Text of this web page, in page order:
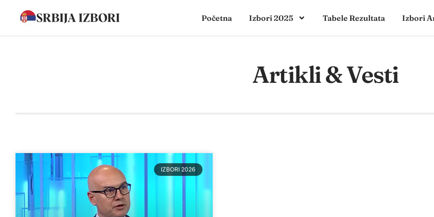
Početna Izbori 2025 Tabele Rezultata Izbori
Artikli & Vesti
IZBORI 2026